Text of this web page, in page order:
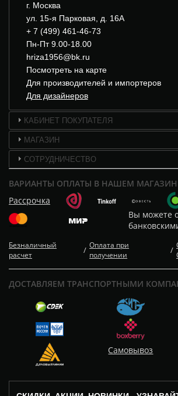
г. Москва
ул. 15-я Парковая, д. 16А
+ 7 (499) 461-46-73
Пн-Пт 9.00-18.00
hriza1956@bk.ru
Посмотреть на карте
Для производителей и импортеров
Для дизайнеров
КАБИНЕТ ПОКУПАТЕЛЯ
МАГАЗИН
СОТРУДНИЧЕСТВО
ВАРИАНТЫ ОПЛАТЫ В НАШЕМ
Рассрочка
Вы можете
Безналичный
расчет
/ Оплата при
получении
/
ДОСТАВЛЯЕМ ТРАНСПОРТНЫМИ
Самовывоз